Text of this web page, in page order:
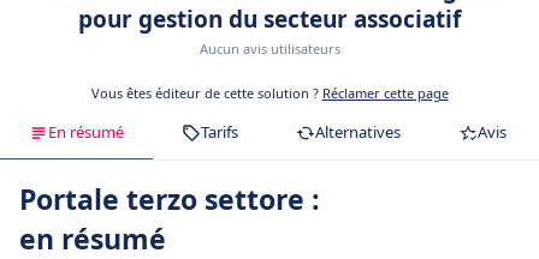
pour gestion du secteur associatif
Aucun avis utilisateurs
Vous êtes éditeur de cette solution ? Réclamer cette page
En résumé Tarifs Alternatives Avis
Portale terzo settore :
en résumé